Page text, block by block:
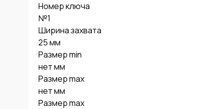
Номер ключа
№1
Ширина захвата
25 мм
Размер min
нет мм
Размер max
нет мм
Размер max